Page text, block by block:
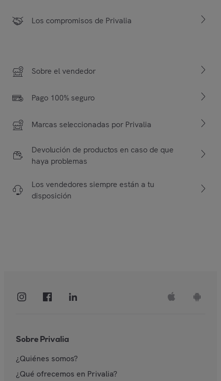
Los compromisos de Privalia
Sobre el vendedor
Pago 100% seguro
Marcas seleccionadas por Privalia
Devolución de productos en caso de que
haya problemas
Los vendedores siempre están a tu
disposición
Sobre Privalia
¿Quiénes somos?
¿Qué ofrecemos en Privalia?